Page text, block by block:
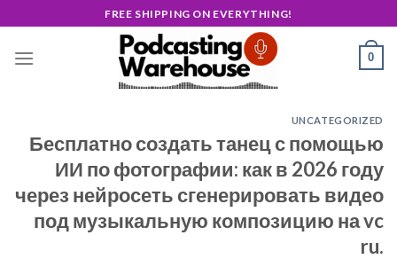
to
content
FREE SHIPPING ON EVERYTHING!
0
UNCATEGORIZED
Бесплатно создать танец с помощью
ИИ по фотографии: как в 2026 году
через нейросеть сгенерировать видео
под музыкальную композицию на vc
ru.